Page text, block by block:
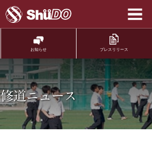
学校法人修道学園 修
お知らせ プレスリリース
修道ニュース